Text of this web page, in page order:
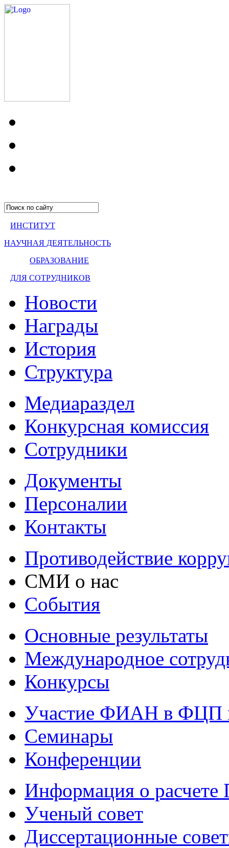
ИНСТИТУТ
НАУЧНАЯ ДЕЯТЕЛЬНОСТЬ
ОБРАЗОВАНИЕ
ДЛЯ СОТРУДНИКОВ
Новости
Награды
История
Структура
Медиараздел
Конкурсная комиссия
Сотрудники
Документы
Персоналии
Контакты
Противодействие
СМИ о нас
События
Основные результаты
Международное
Конкурсы
Участие ФИАН в ФЦП
Семинары
Конференции
Информация о
Ученый совет
Диссертационные